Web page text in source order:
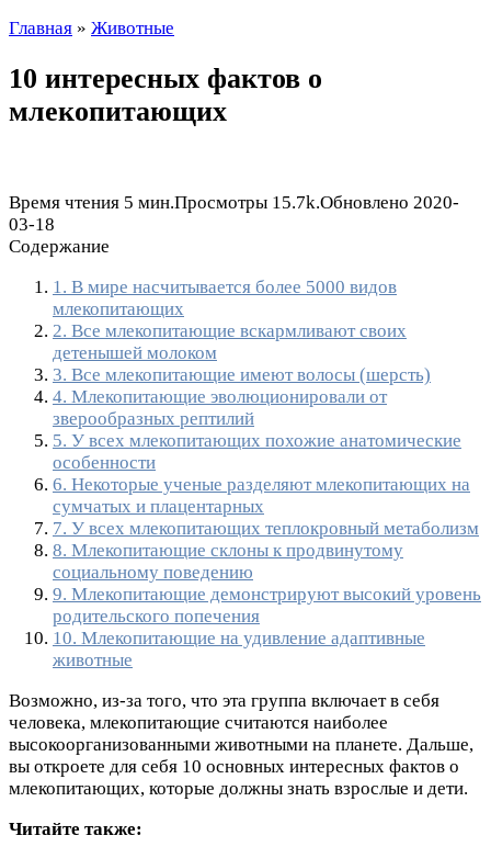
Главная » Животные
10 интересных фактов о
млекопитающих
Время чтения 5 мин.Просмотры 15.7k.Обновлено 2020-
03-18
Содержание
1. В мире насчитывается более 5000 видов
млекопитающих
2. Все млекопитающие вскармливают своих
детенышей молоком
3. Все млекопитающие имеют волосы (шерсть)
4. Млекопитающие эволюционировали от
зверообразных рептилий
5. У всех млекопитающих похожие анатомические
особенности
6. Некоторые ученые разделяют млекопитающих на
сумчатых и плацентарных
7. У всех млекопитающих теплокровный метаболизм
8. Млекопитающие склоны к продвинутому
социальному поведению
9. Млекопитающие демонстрируют высокий уровень
родительского попечения
10. Млекопитающие на удивление адаптивные
животные
Возможно, из-за того, что эта группа включает в себя
человека, млекопитающие считаются наиболее
высокоорганизованными животными на планете. Дальше,
вы откроете для себя 10 основных интересных фактов о
млекопитающих, которые должны знать взрослые и дети.
Читайте также: